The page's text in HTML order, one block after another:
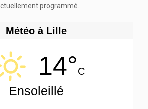
programmé.
Météo à Lille
14°C
Ensoleillé